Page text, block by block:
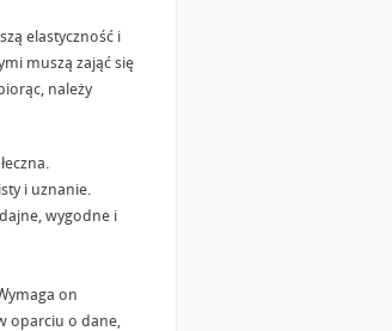
elastyczność i
muszą zająć się
należy
i uznanie.
wygodne i
on
oparciu o dane,